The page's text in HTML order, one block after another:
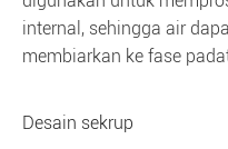
internal, sehingga air
membiarkan ke fase
Desain sekrup